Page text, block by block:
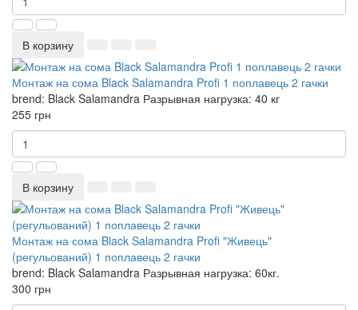
В корзину
Монтаж на сома Black Salamandra Profi 1 поплавець 2 гачки
brend: Black Salamandra Разрывная нагрузка: 40 кг
255 грн
В корзину
Монтаж на сома Black Salamandra Profi "Живець"
(регульований) 1 поплавець 2 гачки
brend: Black Salamandra Разрывная нагрузка: 60кг.
300 грн